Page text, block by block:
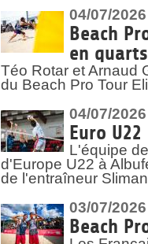
04/07/2026
Beach
en quarts
Téo Rotar et Arnaud
du Beach Pro Tour
04/07/2026
Euro
L'équipe
d'Europe U22 à
de l'entraîneur
03/07/2026
Beach